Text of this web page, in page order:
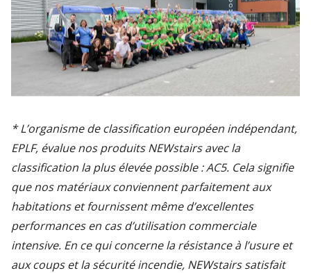
* L’organisme de classification européen indépendant,
EPLF, évalue nos produits NEWstairs avec la
classification la plus élevée possible : AC5. Cela signifie
que nos matériaux conviennent parfaitement aux
habitations et fournissent même d’excellentes
performances en cas d’utilisation commerciale
intensive. En ce qui concerne la résistance à l’usure et
aux coups et la sécurité incendie, NEWstairs satisfait